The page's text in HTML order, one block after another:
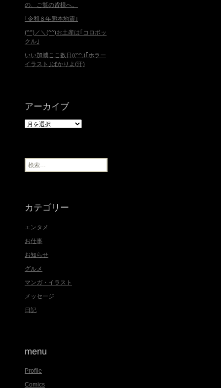
の、ご覧の皆様へ。
｢令和８年熊本地震｣
(^^)／＼(^^)お土産は｢コロボッ
クル｣
いい加減ここ数日((^^;)｢ホラー
イラスト｣ばかりよ(汗)
アーカイブ
ア
ブ
検
索
カテゴリー
エンタメ
お仕事
お知らせ
グルメ
マンガ・イラスト
メッセージ
日記
menu
Profile
Comics